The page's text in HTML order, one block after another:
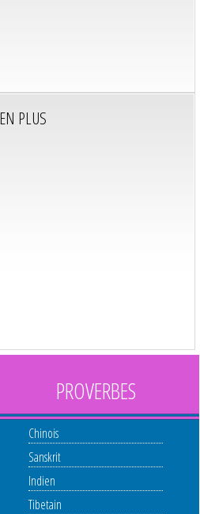
EN PLUS
PROVERBES
Chinois
Sanskrit
Indien
Tibetain